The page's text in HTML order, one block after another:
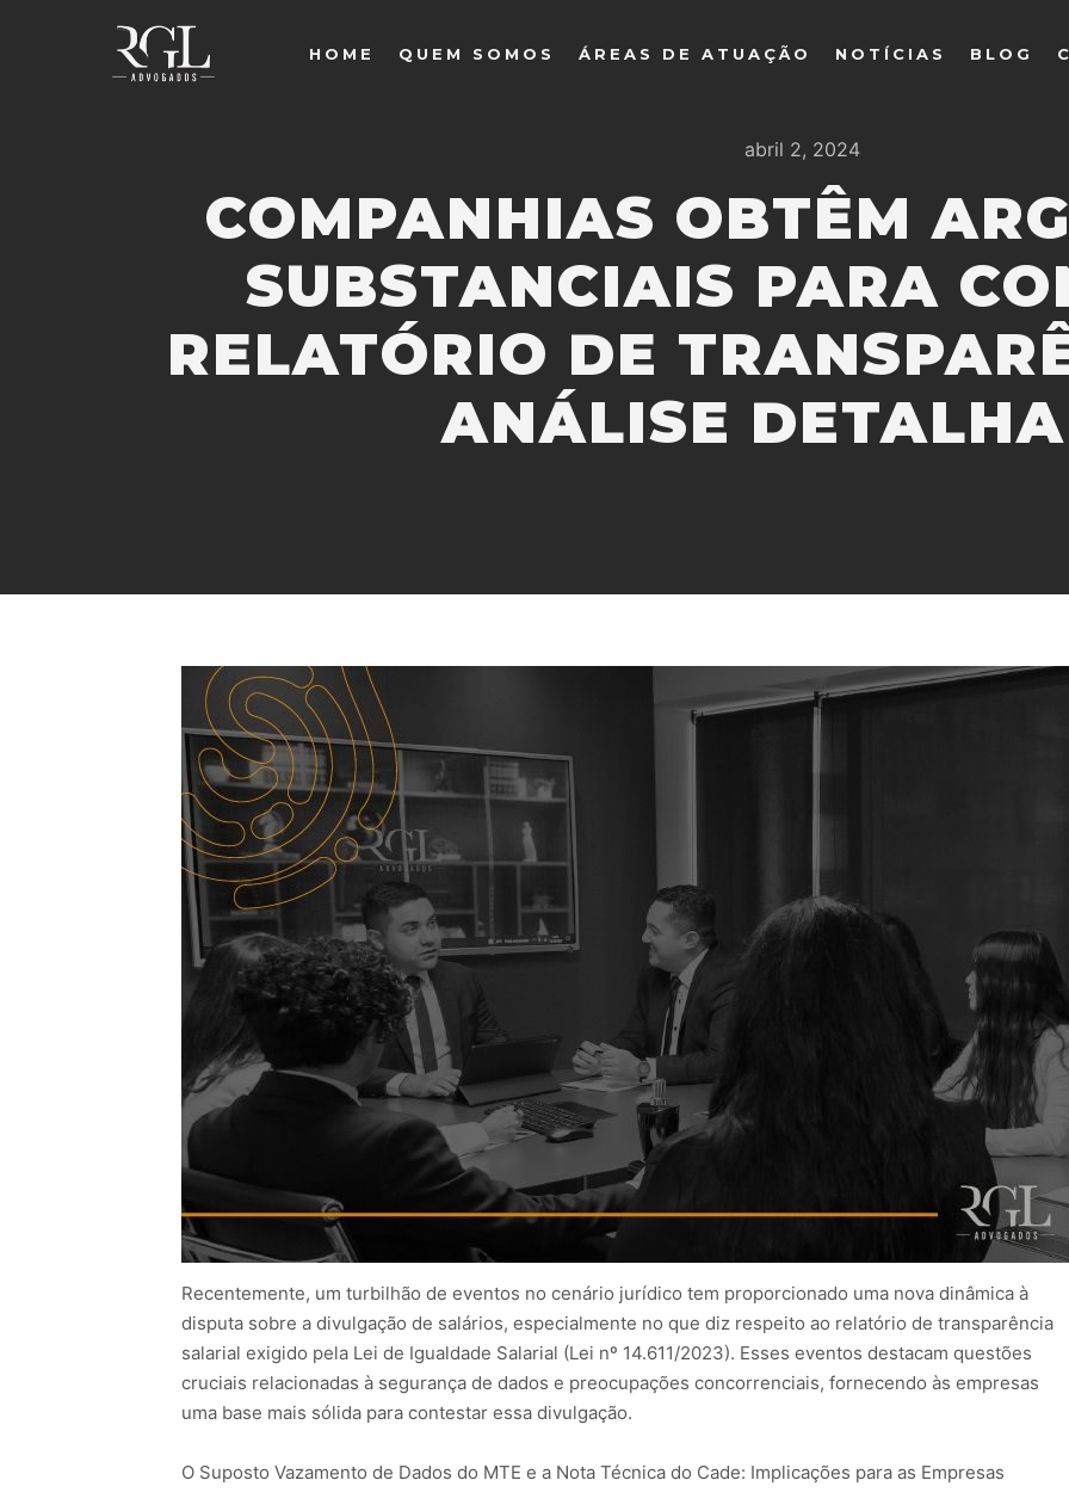
HOME QUEM SOMOS ÁREAS DE ATUAÇÃO NOTÍCIAS BLOG
abril 2, 2024
COMPANHIAS OBTÊM
SUBSTANCIAIS PARA
RELATÓRIO DE
ANÁLISE
Recentemente, um turbilhão de eventos no cenário jurídico tem proporcionado uma nova dinâmica à
disputa sobre a divulgação de salários, especialmente no que diz respeito ao relatório de transparência
salarial exigido pela Lei de Igualdade Salarial (Lei nº 14.611/2023). Esses eventos destacam questões
cruciais relacionadas à segurança de dados e preocupações concorrenciais, fornecendo às empresas
uma base mais sólida para contestar essa divulgação.
O Suposto Vazamento de Dados do MTE e a Nota Técnica do Cade: Implicações para as Empresas